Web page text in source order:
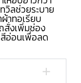
วิลช่วยระบาย
าทอเรียบ
สั่งเพิ่มช่อง
อ่อนเพื่อลด